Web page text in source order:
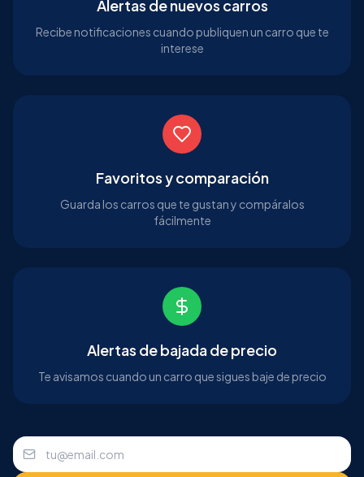
Alertas de nuevos carros
Recibe notificaciones cuando publiquen un carro que te
interese
Favoritos y comparación
Guarda los carros que te gustan y compáralos
fácilmente
Alertas de bajada de precio
Te avisamos cuando un carro que sigues baje de precio